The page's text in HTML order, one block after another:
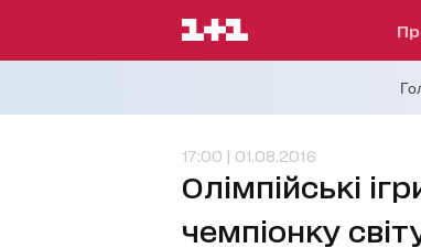
17:00 | 01.08.2016
Олімпійські
чемпіонку